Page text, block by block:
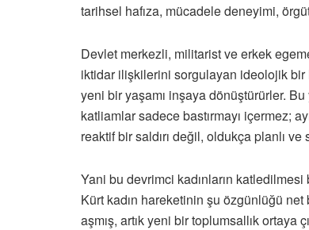
tarihsel hafıza, mücadele deneyimi,
Devlet merkezli, militarist ve erkek
iktidar ilişkilerini sorgulayan ideolojik bir
yeni bir yaşamı inşaya dönüştürürler.
katliamlar sadece bastırmayı içermez;
reaktif bir saldırı değil, oldukça planlı
Yani bu devrimci kadınların
Kürt kadın hareketinin şu özgünlüğü
aşmış, artık yeni bir toplumsallık ortaya